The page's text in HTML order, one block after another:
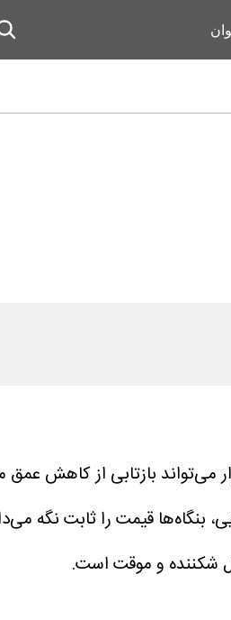
۱۴۰۵ اعلام شد. این ثبات کامل بازار
بنگاه‌ها قیمت را ثابت نگه
شکننده و موقت است.